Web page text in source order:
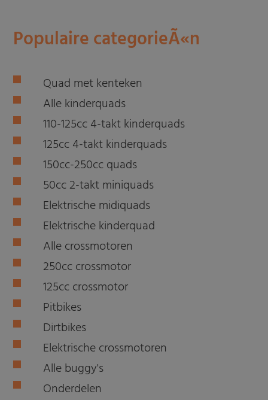
Populaire categorieÃ«n
Quad met kenteken
Alle kinderquads
110-125cc 4-takt kinderquads
125cc 4-takt kinderquads
150cc-250cc quads
50cc 2-takt miniquads
Elektrische midiquads
Elektrische kinderquad
Alle crossmotoren
250cc crossmotor
125cc crossmotor
Pitbikes
Dirtbikes
Elektrische crossmotoren
Alle buggy's
Onderdelen